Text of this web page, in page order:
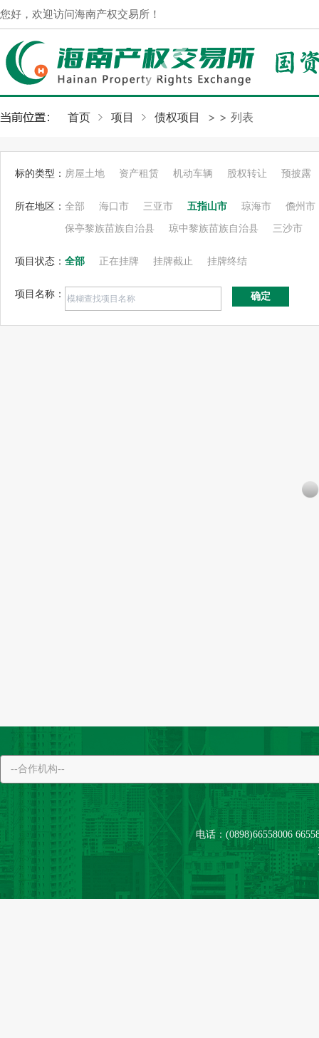
您好，欢迎访问海南产权交易所！
首页 项目 >
债权项目 > 列表
标的类型： 房屋土地 资产租赁 机动车辆 股权转让 预披露
所在地区： 全部 海口市 三亚市 五指山市 琼海市 儋州市
保亭黎族苗族自治县 琼中黎族苗族自治县 三沙市
项目状态： 全部 正在挂牌 挂牌截止 挂牌终结
项目名称： 确定
电话：(0898)66558006